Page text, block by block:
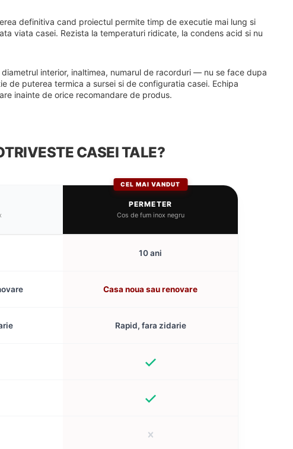
definitiva cand proiectul permite timp de executie mai lung si
viata casei. Rezista la temperaturi ridicate, la condens acid si nu
interior, inaltimea, numarul de racorduri — nu se face dupa
de puterea termica a sursei si de configuratia casei. Echipa
inainte de orice recomandare de produs.
CASEI TALE?
CEL MAI VANDUT
PERMETER
Cos de fum inox negru
10 ani
Casa noua sau renovare
Rapid, fara zidarie